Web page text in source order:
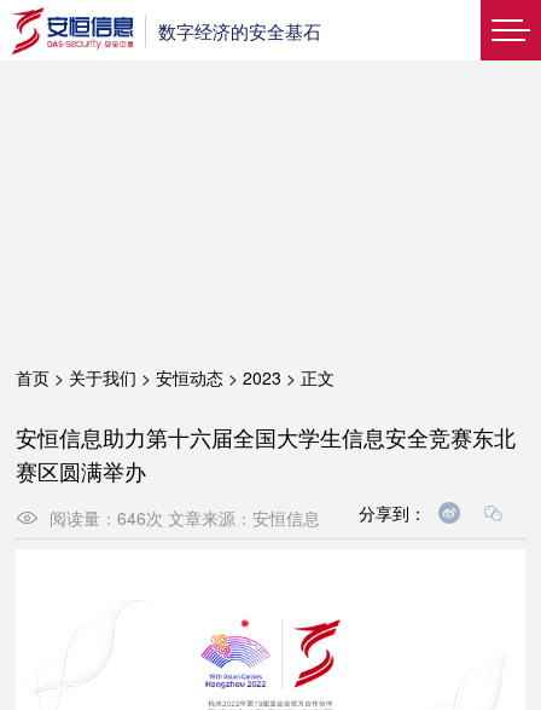
数字经济的安全基石
首页 > 关于我们 >安恒动态 >2023 >正文
安恒信息助力第十六届全国大学生信息安全竞赛东北
赛区圆满举办
阅读量：646次文章来源：安恒信息 分享到：